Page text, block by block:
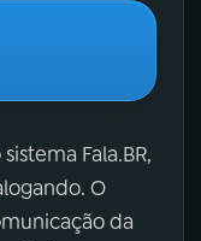
Fala.BR,
O
da